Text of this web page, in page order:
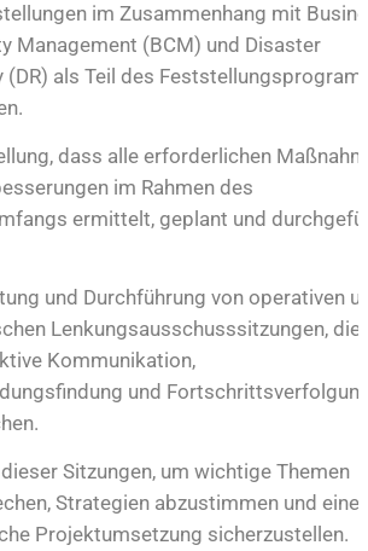
im Zusammenhang mit
Management (BCM) und Disaster
(DR) als Teil des
dass alle erforderlichen
im Rahmen des
ermittelt, geplant und
und Durchführung von operativen
Lenkungsausschusssitzungen, die
Kommunikation,
und
Sitzungen, um wichtige Themen
Strategien abzustimmen und eine
Projektumsetzung sicherzustellen.